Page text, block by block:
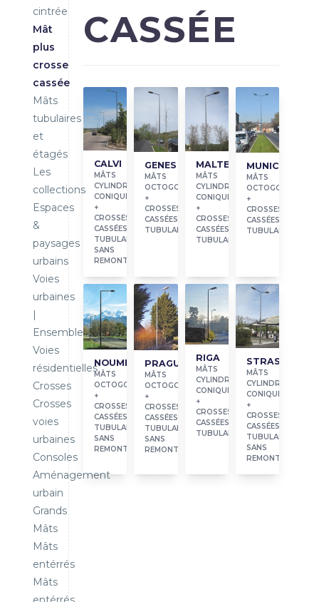
cintrée
Mât
plus
crosse
cassée
Mâts
tubulaires
et
étagés
Les
collections
Espaces
&
paysages
urbains
Voies
urbaines
|
Ensembles
Voies
résidentielles
Crosses
Crosses
voies
urbaines
Consoles
Aménagement
urbain
Grands
Mâts
Mâts
entérrés
Mâts
CASSÉE
CALVI
MÂTS
CYLINDRO-
CONIQUES
+
CROSSES
CASSÉES
TUBULAIRES
SANS
REMONTÉE
GENES
MÂTS
OCTOGONAUX
+
CROSSES
CASSÉES
TUBULAIRES
MALTE
MÂTS
CYLINDRO-
CONIQUES
+
CROSSES
CASSÉES
TUBULAIRES
MUNICH
MÂTS
OCTOGONAUX
+
CROSSES
CASSÉES
TUBULAIRES
NOUMEA
MÂTS
OCTOGONAUX
+
CROSSES
CASSÉES
TUBULAIRES
SANS
REMONTÉE
PRAGUE
MÂTS
OCTOGONAUX
+
CROSSES
CASSÉES
TUBULAIRES
SANS
REMONTÉE
RIGA
MÂTS
CYLINDRO-
CONIQUES
+
CROSSES
CASSÉES
TUBULAIRES
STRASBOURG
MÂTS
CYLINDRO-
CONIQUES
+
CROSSES
CASSÉES
TUBULAIRES
SANS
REMONTÉE